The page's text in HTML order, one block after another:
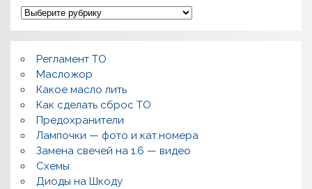
П
о
л
о
к
и
р
е
м
о
н
т
,
в
о
Регламент ТО
Масложор
Какое масло лить
Как сделать сброс ТО
Предохранители
Лампочки — фото и кат.номера
Замена свечей на 1.6 — видео
Схемы
Диоды на Шкоду